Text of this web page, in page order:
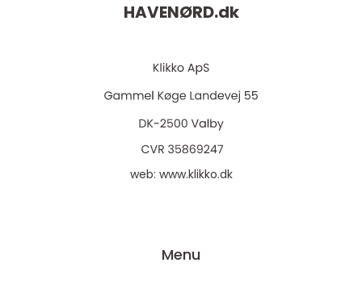
HAVENØRD.dk
web: www.klikko.dk
Menu